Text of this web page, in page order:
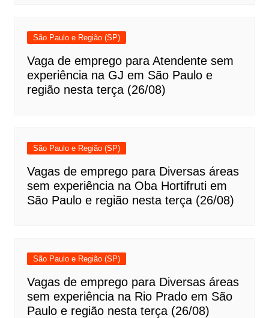
São Paulo e Região (SP)
Vaga de emprego para Atendente sem
experiência na GJ em São Paulo e
região nesta terça (26/08)
São Paulo e Região (SP)
Vagas de emprego para Diversas áreas
sem experiência na Oba Hortifruti em
São Paulo e região nesta terça (26/08)
São Paulo e Região (SP)
Vagas de emprego para Diversas áreas
sem experiência na Rio Prado em São
Paulo e região nesta terça (26/08)